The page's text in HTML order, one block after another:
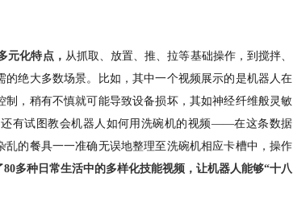
化特点， 从抓取、放置、推、拉等基础操作，到搅拌、
的绝大多数场景。
比如，其中一个视频展示的是机器人在
，稍有不慎就可能导致设备损坏， 其如神经纤维般灵敏
有试图教会机器人如何用洗碗机的视频——在这条数据
的餐具一一准确无误地整理至洗碗机相应卡槽中，操作
多种日常生活中的多样化技能视频，让机器人能够“十八